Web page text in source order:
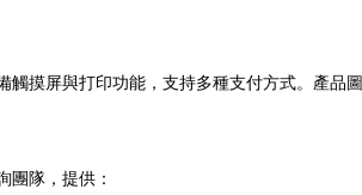
觸摸屏與打印功能，支持多種支付方式。產品
團隊，提供：